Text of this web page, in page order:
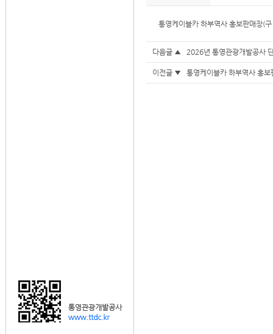
통영케이블카 하부역사 홍보판매장(
다음글 ▲ 2026년 통영관광개발공사
이전글 ▼ 통영케이블카 하부역사 홍